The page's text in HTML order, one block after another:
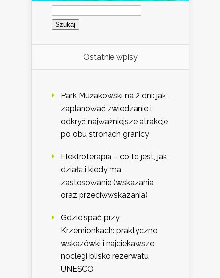
Szukaj:
Ostatnie wpisy
Park Mużakowski na 2 dni: jak
zaplanować zwiedzanie i
odkryć najważniejsze atrakcje
po obu stronach granicy
Elektroterapia – co to jest, jak
działa i kiedy ma
zastosowanie (wskazania
oraz przeciwwskazania)
Gdzie spać przy
Krzemionkach: praktyczne
wskazówki i najciekawsze
noclegi blisko rezerwatu
UNESCO